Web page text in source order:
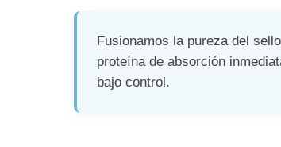
Fusionamos la pureza del sello
proteína de absorción
bajo control.